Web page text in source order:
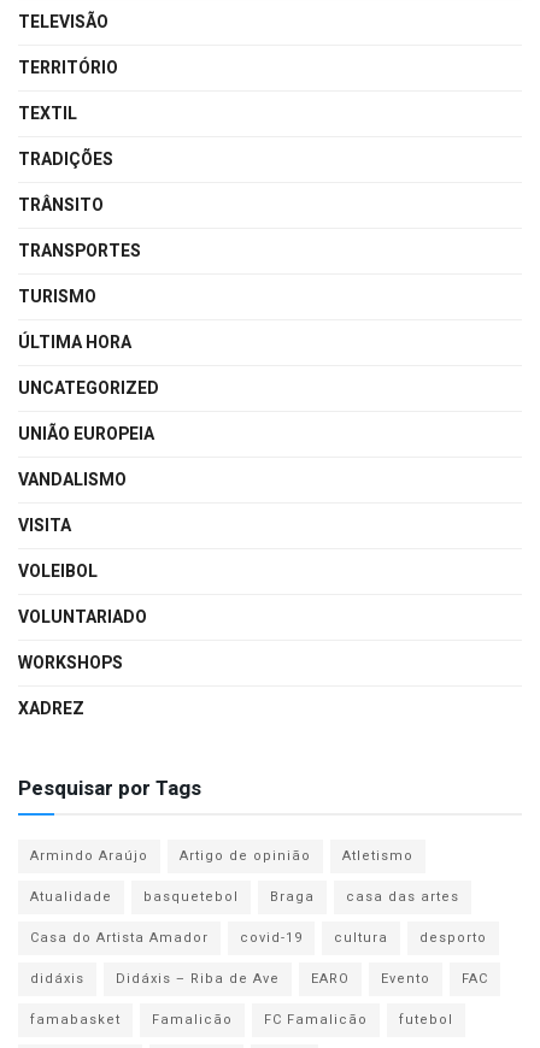
TELEVISÃO
TERRITÓRIO
TEXTIL
TRADIÇÕES
TRÂNSITO
TRANSPORTES
TURISMO
ÚLTIMA HORA
UNCATEGORIZED
UNIÃO EUROPEIA
VANDALISMO
VISITA
VOLEIBOL
VOLUNTARIADO
WORKSHOPS
XADREZ
Pesquisar por Tags
Armindo Araújo Artigo de opinião
Atletismo
Atualidade
basquetebol Braga
casa das artes
Casa do Artista Amador
covid-19 cultura
desporto
didáxis
Didáxis – Riba de Ave EARO Evento
FAC
famabasket
Famalicão FC Famalicão
futebol